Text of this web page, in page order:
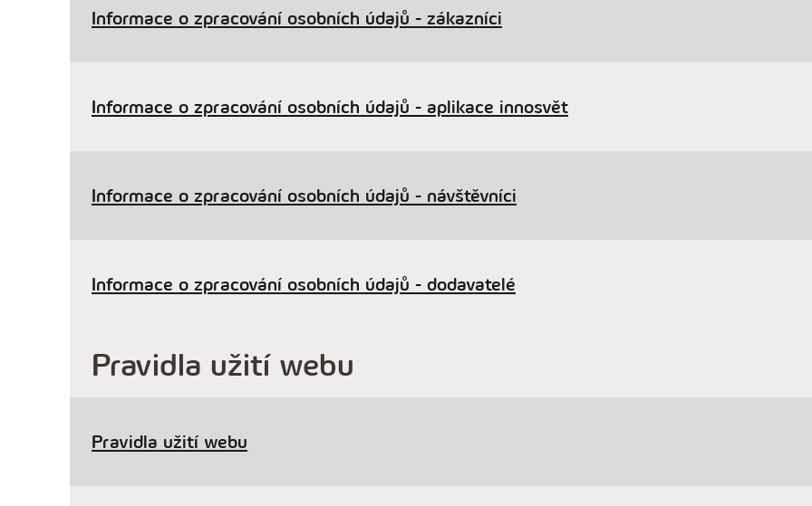
Informace o zpracování osobních údajů - zákazníci
Informace o zpracování osobních údajů - aplikace innosvět
Informace o zpracování osobních údajů - návštěvníci
Informace o zpracování osobních údajů - dodavatelé
Pravidla užití webu
Pravidla užití webu